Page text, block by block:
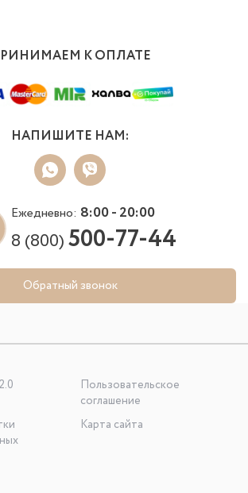
К ОПЛАТЕ
НАПИШИТЕ НАМ:
Ежедневно: 8:00 - 20:00
8 (800)500-77-44
Обратный звонок
Пользовательское
соглашение
Карта сайта